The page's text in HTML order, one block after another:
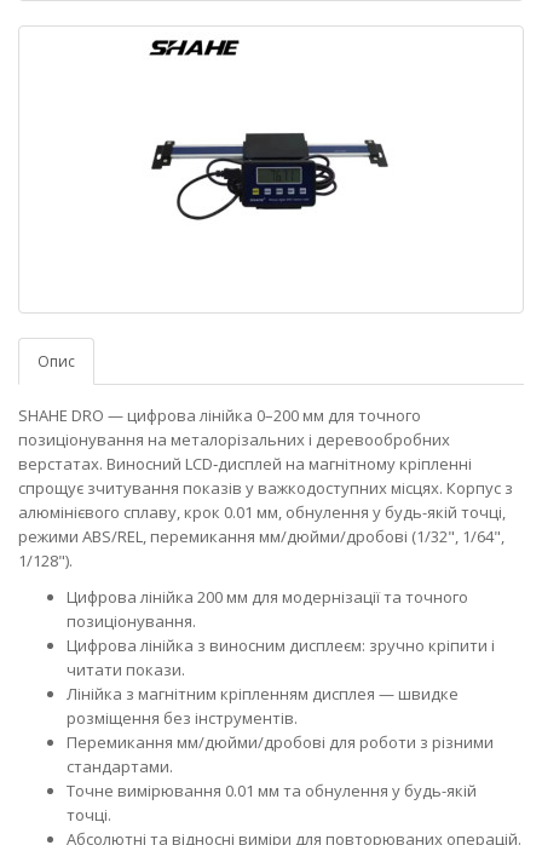
Опис
SHAHE DRO — цифрова лінійка 0–200 мм для точного
позиціонування на металорізальних і деревообробних
верстатах. Виносний LCD‑дисплей на магнітному кріпленні
спрощує зчитування показів у важкодоступних місцях. Корпус з
алюмінієвого сплаву, крок 0.01 мм, обнулення у будь-якій точці,
режими ABS/REL, перемикання мм/дюйми/дробові (1/32", 1/64",
1/128").
Цифрова лінійка 200 мм для модернізації та точного
позиціонування.
Цифрова лінійка з виносним дисплеєм: зручно кріпити і
читати покази.
Лінійка з магнітним кріпленням дисплея — швидке
розміщення без інструментів.
Перемикання мм/дюйми/дробові для роботи з різними
стандартами.
Точне вимірювання 0.01 мм та обнулення у будь-якій
точці.
Абсолютні та відносні виміри для повторюваних операцій.